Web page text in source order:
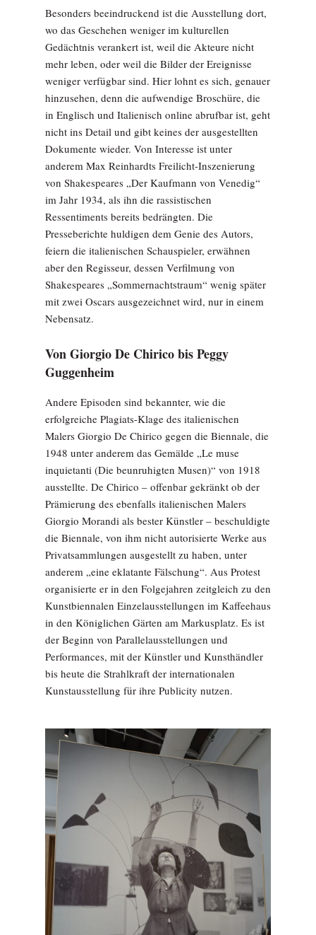
Besonders beeindruckend ist die Ausstellung dort,
wo das Geschehen weniger im kulturellen
Gedächtnis verankert ist, weil die Akteure nicht
mehr leben, oder weil die Bilder der Ereignisse
weniger verfügbar sind. Hier lohnt es sich, genauer
hinzusehen, denn die aufwendige Broschüre, die
in Englisch und Italienisch online abrufbar ist, geht
nicht ins Detail und gibt keines der ausgestellten
Dokumente wieder. Von Interesse ist unter
anderem Max Reinhardts Freilicht-Inszenierung
von Shakespeares „Der Kaufmann von Venedig“
im Jahr 1934, als ihn die rassistischen
Ressentiments bereits bedrängten. Die
Presseberichte huldigen dem Genie des Autors,
feiern die italienischen Schauspieler, erwähnen
aber den Regisseur, dessen Verfilmung von
Shakespeares „Sommernachtstraum“ wenig später
mit zwei Oscars ausgezeichnet wird, nur in einem
Nebensatz.
Von Giorgio De Chirico bis Peggy
Guggenheim
Andere Episoden sind bekannter, wie die
erfolgreiche Plagiats-Klage des italienischen
Malers Giorgio De Chirico gegen die Biennale, die
1948 unter anderem das Gemälde „Le muse
inquietanti (Die beunruhigten Musen)“ von 1918
ausstellte. De Chirico – offenbar gekränkt ob der
Prämierung des ebenfalls italienischen Malers
Giorgio Morandi als bester Künstler – beschuldigte
die Biennale, von ihm nicht autorisierte Werke aus
Privatsammlungen ausgestellt zu haben, unter
anderem „eine eklatante Fälschung“. Aus Protest
organisierte er in den Folgejahren zeitgleich zu den
Kunstbiennalen Einzelausstellungen im Kaffeehaus
in den Königlichen Gärten am Markusplatz. Es ist
der Beginn von Parallelausstellungen und
Performances, mit der Künstler und Kunsthändler
bis heute die Strahlkraft der internationalen
Kunstausstellung für ihre Publicity nutzen.